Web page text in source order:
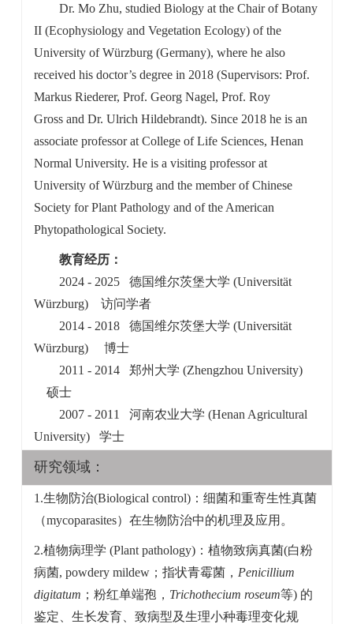
Dr. Mo Zhu, studied Biology at the Chair of Botany
II (Ecophysiology and Vegetation Ecology) of the
University of Würzburg (Germany), where he also
received his doctor’s degree in 2018 (Supervisors: Prof.
Markus Riederer, Prof. Georg Nagel, Prof. Roy
Gross and Dr. Ulrich Hildebrandt). Since 2018 he is an
associate professor at College of Life Sciences, Henan
Normal University. He is a visiting professor at
University of Würzburg and the member of Chinese
Society for Plant Pathology and of the American
Phytopathological Society.
教育经历：
2024 - 2025 德国维尔茨堡大学 (Universität
Würzburg) 访问学者
2014 - 2018 德国维尔茨堡大学 (Universität
Würzburg) 博士
2011 - 2014 郑州大学 (Zhengzhou University)
硕士
2007 - 2011 河南农业大学 (Henan Agricultural
University) 学士
研究领域：
1.生物防治(Biological control)：细菌和重寄生性真菌
（mycoparasites） 在生物防治中的机理及应用。
2.植物病理学 (Plant pathology)：植物致病真菌(白粉
病菌, powdery mildew；指状青霉菌， Penicillium
digitatum ；粉红单端孢， Trichothecium roseum等) 的
鉴定、生长发育、致病型及生理小种毒理变化规